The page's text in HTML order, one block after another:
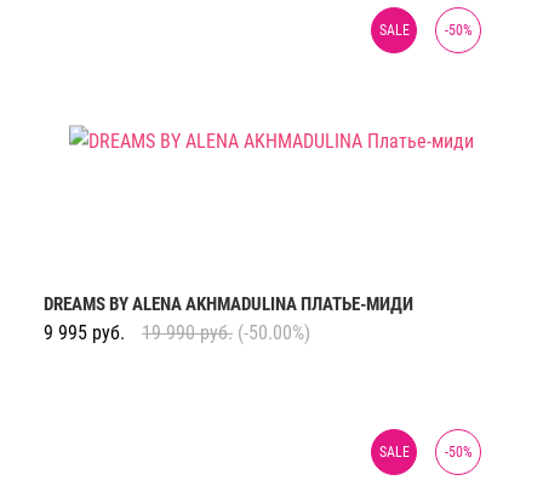
-50%
SALE
DREAMS BY ALENA AKHMADULINA ПЛАТЬЕ-МИДИ
9 995 руб. 19 990 руб. (-50.00%)
-50%
SALE